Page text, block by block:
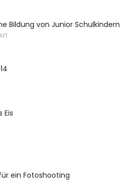
Bildung von Junior Schulkindern
Eis
ein Fotoshooting